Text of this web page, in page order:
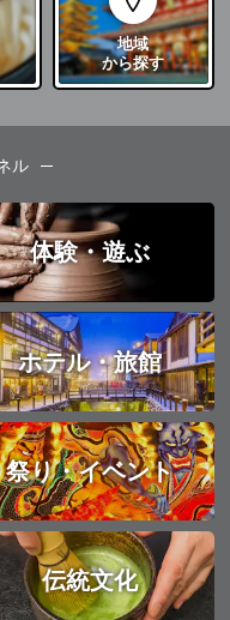
地域
から探す
ル
体験・遊ぶ
ホテル・旅館
祭り・イベント
伝統文化